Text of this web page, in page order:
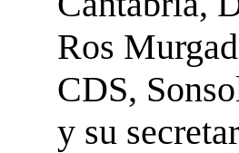
Ros
CDS,
y su